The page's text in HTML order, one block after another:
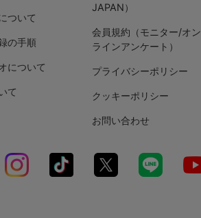
ついて
の手順
について
て
JAPAN）
会員規約（モニター/オン
ラインアンケート）
プライバシーポリシー
クッキーポリシー
お問い合わせ